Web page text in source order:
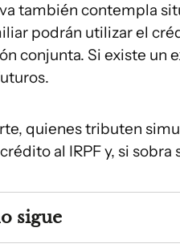
también contempla
podrán utilizar el
conjunta. Si existe un
quienes tributen
al IRPF y, si
sigue